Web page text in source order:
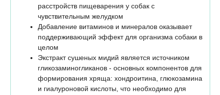
расстройств пищеварения у собак с
чувствительным желудком
Добавление витаминов и минералов оказывает
поддерживающий эффект для организма собаки в
целом
Экстракт сушеных мидий является источником
гликозаминогликанов - основных компонентов для
формирования хряща: хондроитина, глюкозамина
и гиалуроновой кислоты, что необходимо для